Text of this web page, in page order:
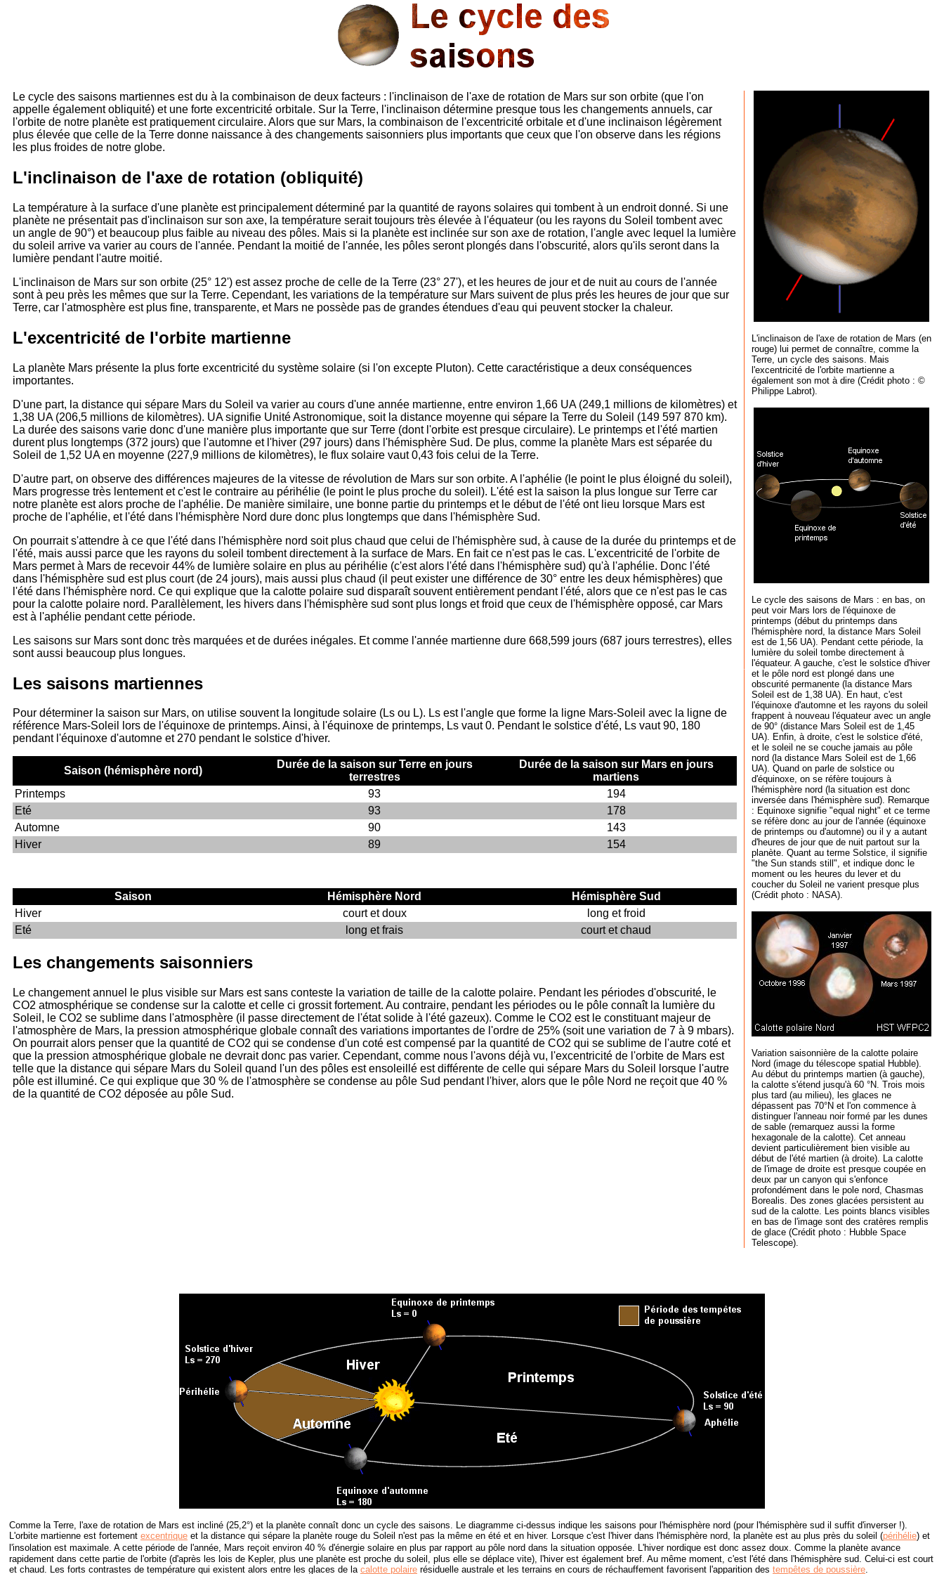
Le cycle des saisons martiennes est du à la combinaison de deux facteurs : l'inclinaison de l'axe de rotation de Mars sur son orbite (que l'on
appelle également obliquité) et une forte excentricité orbitale. Sur la Terre, l'inclinaison détermine presque tous les changements annuels, car
l'orbite de notre planète est pratiquement circulaire. Alors que sur Mars, la combinaison de l'excentricité orbitale et d'une inclinaison légèrement
plus élevée que celle de la Terre donne naissance à des changements saisonniers plus importants que ceux que l'on observe dans les régions
les plus froides de notre globe.
L'inclinaison de l'axe de rotation (obliquité)
La température à la surface d'une planète est principalement déterminé par la quantité de rayons solaires qui tombent à un endroit donné. Si une
planète ne présentait pas d'inclinaison sur son axe, la température serait toujours très élevée à l'équateur (ou les rayons du Soleil tombent avec
un angle de 90°) et beaucoup plus faible au niveau des pôles. Mais si la planète est inclinée sur son axe de rotation, l'angle avec lequel la lumière
du soleil arrive va varier au cours de l'année. Pendant la moitié de l'année, les pôles seront plongés dans l'obscurité, alors qu'ils seront dans la
lumière pendant l'autre moitié.
L'inclinaison de Mars sur son orbite (25° 12') est assez proche de celle de la Terre (23° 27'), et les heures de jour et de nuit au cours de l'année
sont à peu près les mêmes que sur la Terre. Cependant, les variations de la température sur Mars suivent de plus prés les heures de jour que sur
Terre, car l'atmosphère est plus fine, transparente, et Mars ne possède pas de grandes étendues d'eau qui peuvent stocker la chaleur.
L'excentricité de l'orbite martienne
La planète Mars présente la plus forte excentricité du système solaire (si l'on excepte Pluton). Cette caractéristique a deux conséquences
importantes.
D'une part, la distance qui sépare Mars du Soleil va varier au cours d'une année martienne, entre environ 1,66 UA (249,1 millions de kilomètres) et
1,38 UA (206,5 millions de kilomètres). UA signifie Unité Astronomique, soit la distance moyenne qui sépare la Terre du Soleil (149 597 870 km).
La durée des saisons varie donc d'une manière plus importante que sur Terre (dont l'orbite est presque circulaire). Le printemps et l'été martien
durent plus longtemps (372 jours) que l'automne et l'hiver (297 jours) dans l'hémisphère Sud. De plus, comme la planète Mars est séparée du
Soleil de 1,52 UA en moyenne (227,9 millions de kilomètres), le flux solaire vaut 0,43 fois celui de la Terre.
D'autre part, on observe des différences majeures de la vitesse de révolution de Mars sur son orbite. A l'aphélie (le point le plus éloigné du soleil),
Mars progresse très lentement et c'est le contraire au périhélie (le point le plus proche du soleil). L'été est la saison la plus longue sur Terre car
notre planète est alors proche de l'aphélie. De manière similaire, une bonne partie du printemps et le début de l'été ont lieu lorsque Mars est
proche de l'aphélie, et l'été dans l'hémisphère Nord dure donc plus longtemps que dans l'hémisphère Sud.
On pourrait s'attendre à ce que l'été dans l'hémisphère nord soit plus chaud que celui de l'hémisphère sud, à cause de la durée du printemps et de
l'été, mais aussi parce que les rayons du soleil tombent directement à la surface de Mars. En fait ce n'est pas le cas. L'excentricité de l'orbite de
Mars permet à Mars de recevoir 44% de lumière solaire en plus au périhélie (c'est alors l'été dans l'hémisphère sud) qu'à l'aphélie. Donc l'été
dans l'hémisphère sud est plus court (de 24 jours), mais aussi plus chaud (il peut exister une différence de 30° entre les deux hémisphères) que
l'été dans l'hémisphère nord. Ce qui explique que la calotte polaire sud disparaît souvent entièrement pendant l'été, alors que ce n'est pas le cas
pour la calotte polaire nord. Parallèlement, les hivers dans l'hémisphère sud sont plus longs et froid que ceux de l'hémisphère opposé, car Mars
est à l'aphélie pendant cette période.
Les saisons sur Mars sont donc très marquées et de durées inégales. Et comme l'année martienne dure 668,599 jours (687 jours terrestres), elles
sont aussi beaucoup plus longues.
Les saisons martiennes
Pour déterminer la saison sur Mars, on utilise souvent la longitude solaire (Ls ou L). Ls est l'angle que forme la ligne Mars-Soleil avec la ligne de
référence Mars-Soleil lors de l'équinoxe de printemps. Ainsi, à l'équinoxe de printemps, Ls vaut 0. Pendant le solstice d'été, Ls vaut 90, 180
pendant l'équinoxe d'automne et 270 pendant le solstice d'hiver.
Saison (hémisphère nord)
Durée de la saison sur Terre en jours
terrestres
Durée de la saison sur Mars en jours
martiens
Printemps
93
194
Eté
93
178
Automne
90
143
Hiver
89 154
Saison Hémisphère Nord
Hémisphère Sud
Hiver
court et doux
long et froid
Eté
long et frais court et chaud
Les changements saisonniers
Le changement annuel le plus visible sur Mars est sans conteste la variation de taille de la calotte polaire. Pendant les périodes d'obscurité, le
CO2 atmosphérique se condense sur la calotte et celle ci grossit fortement. Au contraire, pendant les périodes ou le pôle connaît la lumière du
Soleil, le CO2 se sublime dans l'atmosphère (il passe directement de l'état solide à l'été gazeux). Comme le CO2 est le constituant majeur de
l'atmosphère de Mars, la pression atmosphérique globale connaît des variations importantes de l'ordre de 25% (soit une variation de 7 à 9 mbars).
On pourrait alors penser que la quantité de CO2 qui se condense d'un coté est compensé par la quantité de CO2 qui se sublime de l'autre coté et
que la pression atmosphérique globale ne devrait donc pas varier. Cependant, comme nous l'avons déjà vu, l'excentricité de l'orbite de Mars est
telle que la distance qui sépare Mars du Soleil quand l'un des pôles est ensoleillé est différente de celle qui sépare Mars du Soleil lorsque l'autre
pôle est illuminé. Ce qui explique que 30 % de l'atmosphère se condense au pôle Sud pendant l'hiver, alors que le pôle Nord ne reçoit que 40 %
de la quantité de CO2 déposée au pôle Sud.
L'inclinaison de l'axe de rotation de Mars (en
rouge) lui permet de connaître, comme la
Terre, un cycle des saisons. Mais
l'excentricité de l'orbite martienne a
également son mot à dire (Crédit photo : ©
Philippe Labrot).
Le cycle des saisons de Mars : en bas, on
peut voir Mars lors de l'équinoxe de
printemps (début du printemps dans
l'hémisphère nord, la distance Mars Soleil
est de 1,56 UA). Pendant cette période, la
lumière du soleil tombe directement à
l'équateur. A gauche, c'est le solstice d'hiver
et le pôle nord est plongé dans une
obscurité permanente (la distance Mars
Soleil est de 1,38 UA). En haut, c'est
l'équinoxe d'automne et les rayons du soleil
frappent à nouveau l'équateur avec un angle
de 90° (distance Mars Soleil est de 1,45
UA). Enfin, à droite, c'est le solstice d'été,
et le soleil ne se couche jamais au pôle
nord (la distance Mars Soleil est de 1,66
UA). Quand on parle de solstice ou
d'équinoxe, on se réfère toujours à
l'hémisphère nord (la situation est donc
inversée dans l'hémisphère sud). Remarque
: Equinoxe signifie "equal night" et ce terme
se réfère donc au jour de l'année (équinoxe
de printemps ou d'automne) ou il y a autant
d'heures de jour que de nuit partout sur la
planète. Quant au terme Solstice, il signifie
"the Sun stands still", et indique donc le
moment ou les heures du lever et du
coucher du Soleil ne varient presque plus
(Crédit photo : NASA).
Variation saisonnière de la calotte polaire
Nord (image du télescope spatial Hubble).
Au début du printemps martien (à gauche),
la calotte s'étend jusqu'à 60 °N. Trois mois
plus tard (au milieu), les glaces ne
dépassent pas 70°N et l'on commence à
distinguer l'anneau noir formé par les dunes
de sable (remarquez aussi la forme
hexagonale de la calotte). Cet anneau
devient particulièrement bien visible au
début de l'été martien (à droite). La calotte
de l'image de droite est presque coupée en
deux par un canyon qui s'enfonce
profondément dans le pole nord, Chasmas
Borealis. Des zones glacées persistent au
sud de la calotte. Les points blancs visibles
en bas de l'image sont des cratères remplis
de glace (Crédit photo : Hubble Space
Telescope).
Comme la Terre, l'axe de rotation de Mars est incliné (25,2°) et la planète connaît donc un cycle des saisons. Le diagramme ci-dessus indique les saisons pour l'hémisphère nord (pour l'hémisphère sud il suffit d'inverser !).
L'orbite martienne est fortement excentrique et la distance qui sépare la planète rouge du Soleil n'est pas la même en été et en hiver. Lorsque c'est l'hiver dans l'hémisphère nord, la planète est au plus près du soleil (périhélie) et
l'insolation est maximale. A cette période de l'année, Mars reçoit environ 40 % d'énergie solaire en plus par rapport au pôle nord dans la situation opposée. L'hiver nordique est donc assez doux. Comme la planète avance
rapidement dans cette partie de l'orbite (d'après les lois de Kepler, plus une planète est proche du soleil, plus elle se déplace vite), l'hiver est également bref. Au même moment, c'est l'été dans l'hémisphère sud. Celui-ci est court
et chaud. Les forts contrastes de température qui existent alors entre les glaces de la calotte polaire résiduelle australe et les terrains en cours de réchauffement favorisent l'apparition des tempêtes de poussière.